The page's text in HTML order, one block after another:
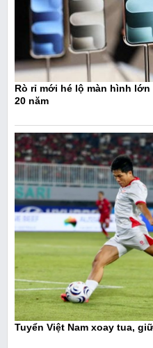
Rò rỉ mới hé lộ màn hình
20 năm
Tuyển Việt Nam xoay tua,